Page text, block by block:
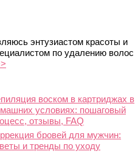
энтузиастом красоты и
по удалению волос
воском в картриджах в
условиях: пошаговый
отзывы, FAQ
бровей для мужчин:
и тренды по уходу